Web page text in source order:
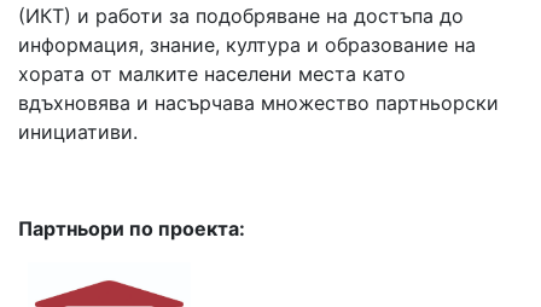
(ИКТ) и работи за подобряване на достъпа до
информация, знание, култура и образование на
хората от малките населени места като
вдъхновява и насърчава множество партньорски
инициативи.
Партньори по проекта: